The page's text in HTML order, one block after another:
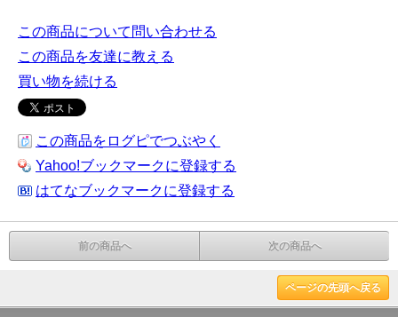
この商品について問い合わせる
この商品を友達に教える
買い物を続ける
この商品をログピでつぶやく
Yahoo!ブックマークに登録する
はてなブックマークに登録する
前の商品へ 次の商品へ
ページの先頭へ戻る